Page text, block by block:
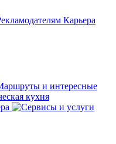
Карьера
и интересные
кухня